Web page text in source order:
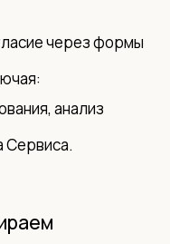
через формы
анализ
Сервиса.